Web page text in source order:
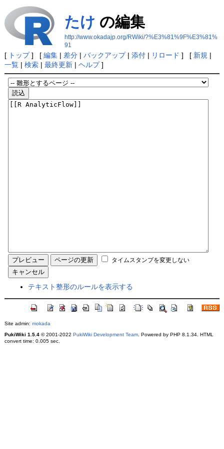
たけ の編集
http://www.okadajp.org/RWiki/?%E3%81%9F%E3%81%
91
[ トップ] [ 編集| 差分| バックアップ| 添付| リロード ] [ 新規 |
一覧| 検索| 最終更新| ヘルプ]
タイムスタンプを変更しない
テキスト整形のルールを表示する
Site admin: mokada
PukiWiki 1.5.4© 2001-2022 PukiWiki Development Team. Powered by PHP 8.1.34. HTML
convert time: 0.005 sec.